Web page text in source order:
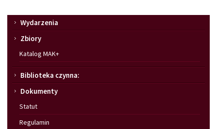
Menu
Wydarzenia
Zbiory
Katalog MAK+
Biblioteka czynna:
Dokumenty
Statut
Regulamin